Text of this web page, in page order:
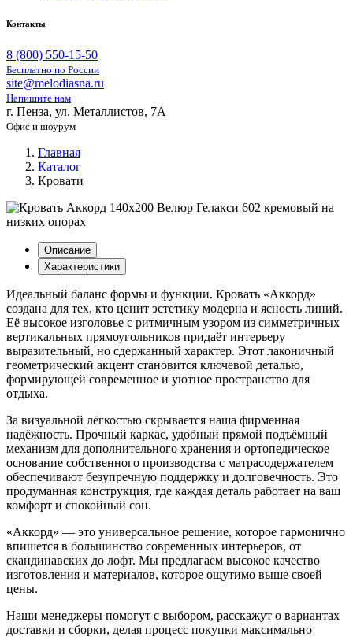
Контакты
8 (800) 550-15-50
Бесплатно по России
site@melodiasna.ru
Напишите нам
г. Пенза, ул. Металлистов, 7А
Офис и шоурум
Главная
Каталог
Кровати
Описание
Характеристики
Идеальный баланс формы и функции. Кровать «Аккорд»
создана для тех, кто ценит эстетику модерна и ясность линий.
Её высокое изголовье с ритмичным узором из симметричных
вертикальных прямоугольников придаёт интерьеру
выразительный, но сдержанный характер. Этот лаконичный
геометрический акцент становится ключевой деталью,
формирующей современное и уютное пространство для
отдыха.
За визуальной лёгкостью скрывается наша фирменная
надёжность. Прочный каркас, удобный прямой подъёмный
механизм для дополнительного хранения и ортопедическое
основание собственного производства с матрасодержателем
обеспечивают безупречную поддержку и долговечность. Это
продуманная конструкция, где каждая деталь работает на ваш
комфорт и спокойный сон.
«Аккорд» — это универсальное решение, которое гармонично
впишется в большинство современных интерьеров, от
скандинавских до лофт. Мы предлагаем высокое качество
изготовления и материалов, которое ощутимо выше своей
цены.
Наши менеджеры помогут с выбором, расскажут о вариантах
доставки и сборки, делая процесс покупки максимально